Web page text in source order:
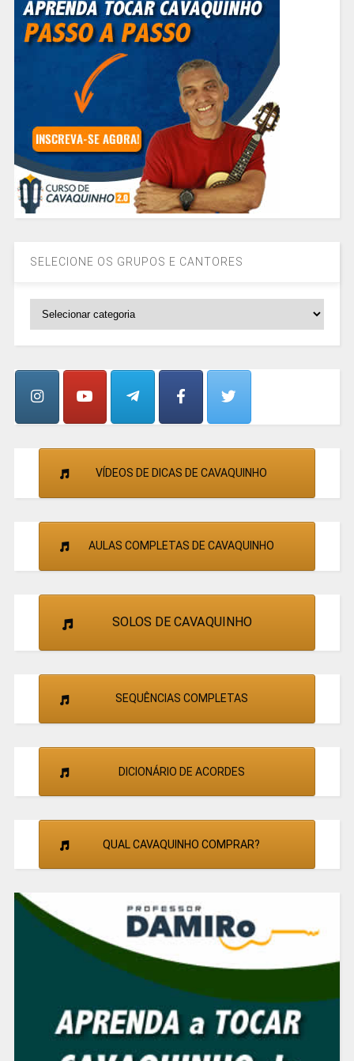
SELECIONE OS GRUPOS E CANTORES
CANTORES
VÍDEOS DE DICAS DE CAVAQUINHO
AULAS COMPLETAS DE CAVAQUINHO
SOLOS DE CAVAQUINHO
SEQUÊNCIAS COMPLETAS
DICIONÁRIO DE ACORDES
QUAL CAVAQUINHO COMPRAR?